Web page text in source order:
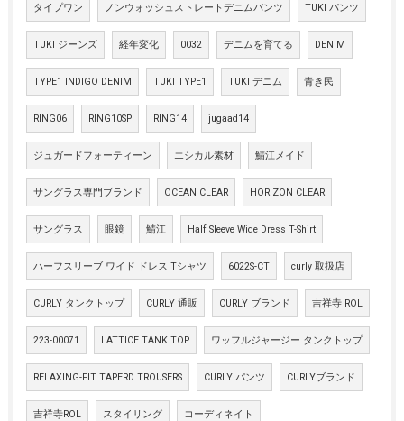
タイプワン ノンウォッシュストレートデニムパンツ TUKI パンツ
TUKI ジーンズ 経年変化 0032 デニムを育てる DENIM
TYPE1 INDIGO DENIM TUKI TYPE1 TUKI デニム 青き民
RING06 RING10SP RING14 jugaad14
ジュガードフォーティーン エシカル素材 鯖江メイド
サングラス専門ブランド OCEAN CLEAR HORIZON CLEAR
サングラス 眼鏡 鯖江 Half Sleeve Wide Dress T-Shirt
ハーフスリーブ ワイド ドレス Tシャツ 6022S-CT curly 取扱店
CURLY タンクトップ CURLY 通販 CURLY ブランド 吉祥寺 ROL
223-00071 LATTICE TANK TOP ワッフルジャージー タンクトップ
RELAXING-FIT TAPERD TROUSERS CURLY パンツ CURLYブランド
吉祥寺ROL スタイリング コーディネイト